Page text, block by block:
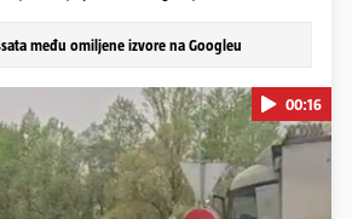
među omiljene izvore na Googleu
00:16